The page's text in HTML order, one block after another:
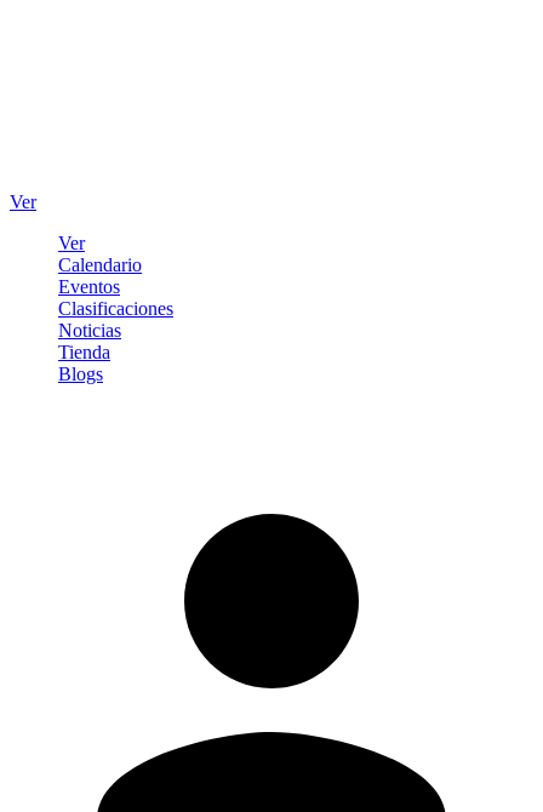
Ver
Ver
Calendario
Eventos
Clasificaciones
Noticias
Tienda
Blogs